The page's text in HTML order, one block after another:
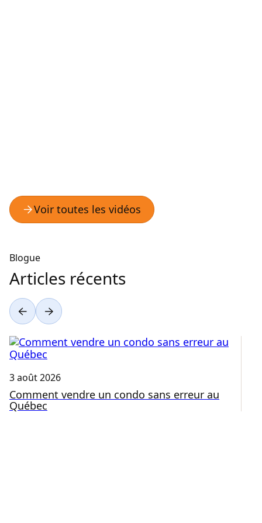
Blogue
Articles récents
3 août 2026
Comment vendre un condo sans erreur au
Québec